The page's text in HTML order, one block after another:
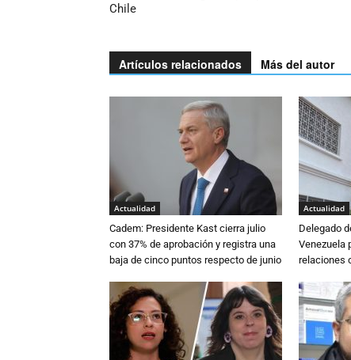
Chile
Artículos relacionados Más del autor
Actualidad
Cadem: Presidente Kast cierra julio
con 37% de aprobación y registra una
baja de cinco puntos respecto de junio
Actualidad
Delegado
Venezuela
relaciones